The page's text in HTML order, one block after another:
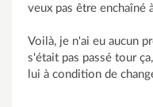
veux pas être enchaîné
Voilà, je n'ai eu aucun
s'était pas passé tour
lui à condition de